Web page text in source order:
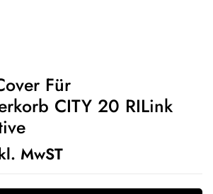
Für
CITY 20 RILink
MwST